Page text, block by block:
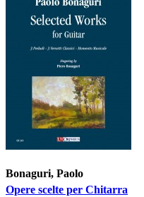
Bonaguri, Paolo
Opere scelte per Chitarra